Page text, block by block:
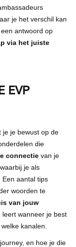
je het verschil kan
antwoord op
via het juiste
EVP
je je bewust op de
die
connectie van je
waarbij je als
Een aantal tips
woorden te
van jouw
leert wanneer je best
kanalen.
en hoe je die